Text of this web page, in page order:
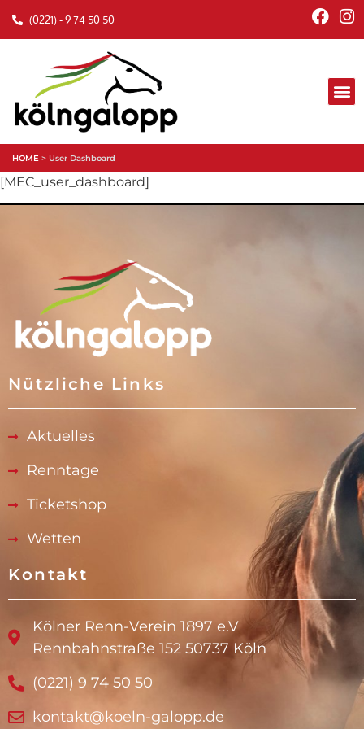
(0221) - 9 74 50 50
HOME > User Dashboard
[MEC_user_dashboard]
Nützliche Links
Aktuelles
Renntage
Ticketshop
Wetten
Kontakt
Kölner Renn-Verein 1897 e.V
Rennbahnstraße 152 50737 Köln
(0221) 9 74 50 50
kontakt@koeln-galopp.de